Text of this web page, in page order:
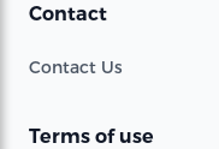
Contact
Contact Us
Terms of use